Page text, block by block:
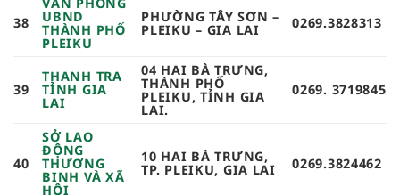
38 UBND
THÀNH PHỐ
PLEIKU
PHƯỜNG TÂY SƠN –
PLEIKU – GIA LAI 0269.3828313
39
THANH TRA
TỈNH GIA
LAI
04 HAI BÀ TRƯNG,
THÀNH PHỐ
PLEIKU, TỈNH GIA
LAI.
0269. 3719845
40
SỞ LAO
ĐỘNG
THƯƠNG
BINH VÀ XÃ
HỘI
10 HAI BÀ TRƯNG,
TP. PLEIKU, GIA LAI 0269.3824462